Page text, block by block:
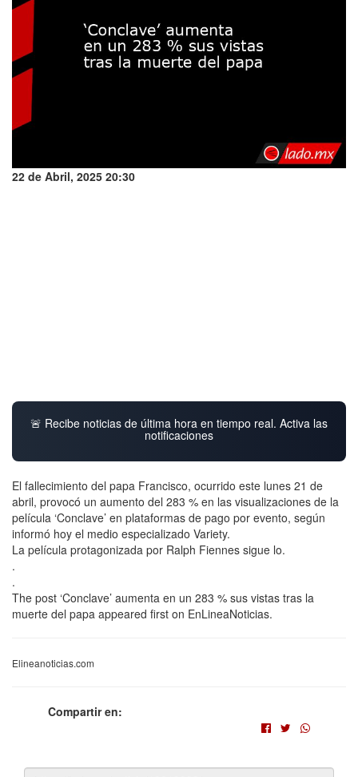
22 de Abril, 2025 20:30
🚨 Recibe noticias de última hora en tiempo real. Activa las
notificaciones
El fallecimiento del papa Francisco, ocurrido este lunes 21 de
abril, provocó un aumento del 283 % en las visualizaciones de la
película ‘Conclave’ en plataformas de pago por evento, según
informó hoy el medio especializado Variety.
La película protagonizada por Ralph Fiennes sigue lo.
.
.
The post ‘Conclave’ aumenta en un 283 % sus vistas tras la
muerte del papa appeared first on EnLineaNoticias.
Elineanoticias.com
Compartir en: